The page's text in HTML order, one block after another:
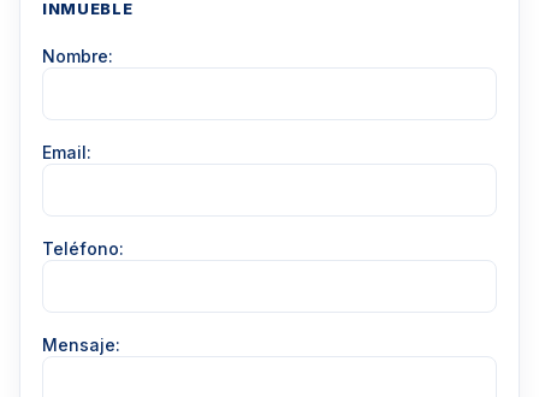
INMUEBLE
Nombre:
Email:
Teléfono:
Mensaje: